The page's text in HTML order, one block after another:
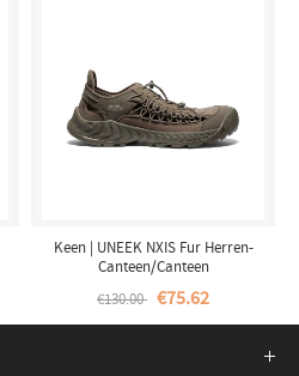
Keen | UNEEK NXIS Fur Herren-
Canteen/Canteen
€130.00 €75.62